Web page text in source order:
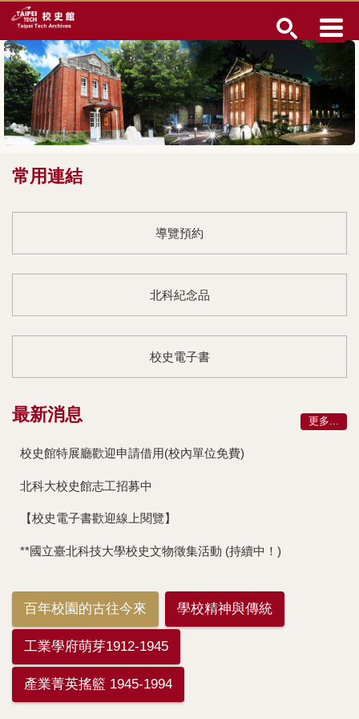
跳
到
主
要
內
容
區
常用連結
導覽預約
北科紀念品
校史電子書
最新消息
校史館特展廳歡迎申請借用(校內單位免費)
北科大校史館志工招募中
【校史電子書歡迎線上閱覽】
**國立臺北科技大學校史文物徵集活動 (持續中！)
更多...
百年校園的古往今來 學校精神與傳統
工業學府萌芽1912-1945
產業菁英搖籃 1945-1994